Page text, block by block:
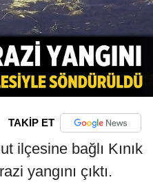
TAKİP ET
ilçesine bağlı Kınık
yangını çıktı.